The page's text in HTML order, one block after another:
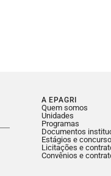
A EPAGRI
Quem somos
Unidades
Programas
Documentos
Estágios e
Licitações e
Convênios e